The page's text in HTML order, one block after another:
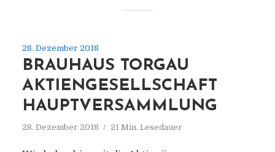
28. Dezember 2018
BRAUHAUS TORGAU
AKTIENGESELLSCHAFT
HAUPTVERSAMMLUNG
28. Dezember 2018 21 Min. Lesedauer